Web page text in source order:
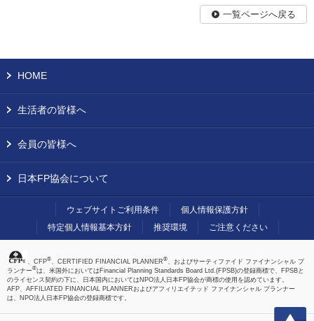
一覧ページへ戻る
上へ
HOME
生活者の皆様へ
会員の皆様へ
日本FP協会について
ウェブサイトご利用条件
個人情報保護方針
特定個人情報基本方針
推奨環境 ご注意ください
、CFP® 、CERTIFIED FINANCIAL PLANNER® 、およびサーティファイド ファイナンシャル プ
ランナー®は、米国外においてはFinancial Planning Standards Board Ltd.(FPSB)の登録商標で、FPSBと
のライセンス契約の下に、日本国内においてはNPO法人日本FP協会が商標の使用を認めています。
AFP、AFFILIATED FINANCIAL PLANNERおよびアフィリエイテッド ファイナンシャル プランナー
は、NPO法人日本FP協会の登録商標です。